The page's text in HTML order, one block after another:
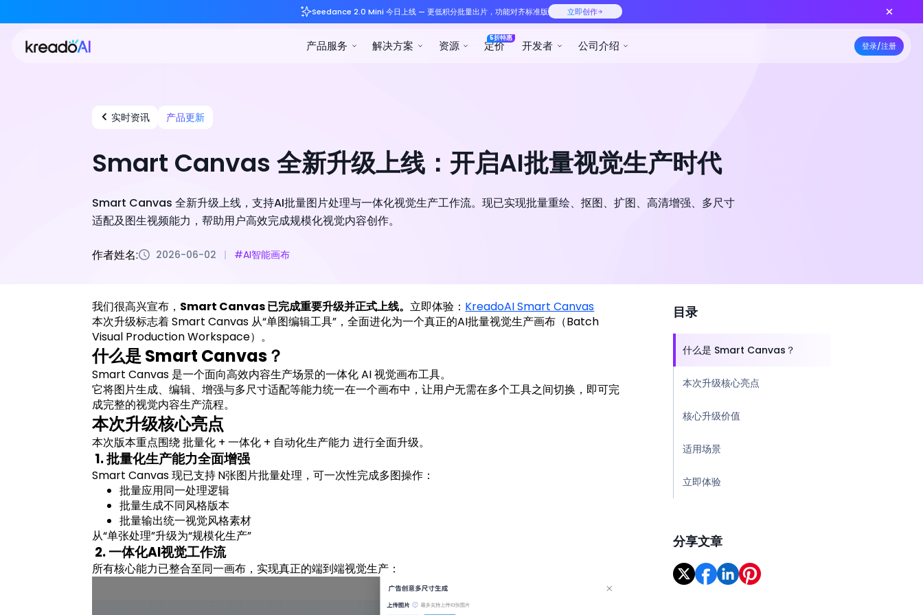
Seedance 2.0 Mini 今日上线 — 更低积分批量出片，功能对齐标准版
实时资讯 产品更新
Smart Canvas 全新升级上线：开启AI批量视觉生产时代
Smart Canvas 全新升级上线，支持AI批量图片处理与一体化视觉生产工作流。现已实现批量重绘、抠图、扩图、高清增强、多尺寸
适配及图生视频能力，帮助用户高效完成规模化视觉内容创作。
作者姓名: 2026-06-02 #AI智能画布
我们很高兴宣布， Smart Canvas 已完成重要升级并正式上线。 立即体验： KreadoAI Smart Canvas
本次升级标志着 Smart Canvas 从“单图编辑工具”，全面进化为一个真正的AI批量视觉生产画布（Batch
Visual Production Workspace）。
什么是 Smart Canvas？
Smart Canvas 是一个面向高效内容生产场景的一体化 AI 视觉画布工具。
它将图片生成、编辑、增强与多尺寸适配等能力统一在一个画布中，让用户无需在多个工具之间切换，即可完
成完整的视觉内容生产流程。
本次升级核心亮点
本次版本重点围绕 批量化 + 一体化 + 自动化生产能力 进行全面升级。
1. 批量化生产能力全面增强
Smart Canvas 现已支持N张图片批量处理，可一次性完成多图操作：
批量应用同一处理逻辑
批量生成不同风格版本
批量输出统一视觉风格素材
从“单张处理”升级为“规模化生产”
2. 一体化AI视觉工作流
所有核心能力已整合至同一画布，实现真正的端到端视觉生产：
目录
什么是 Smart Canvas？
本次升级核心亮点
核心升级价值
适用场景
立即体验
分享文章